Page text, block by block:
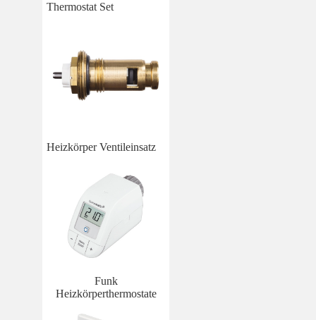
Thermostat Set
Heizkörper Ventileinsatz
Funk
Heizkörperthermostate